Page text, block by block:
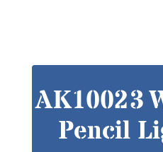
AK10023
Pencil